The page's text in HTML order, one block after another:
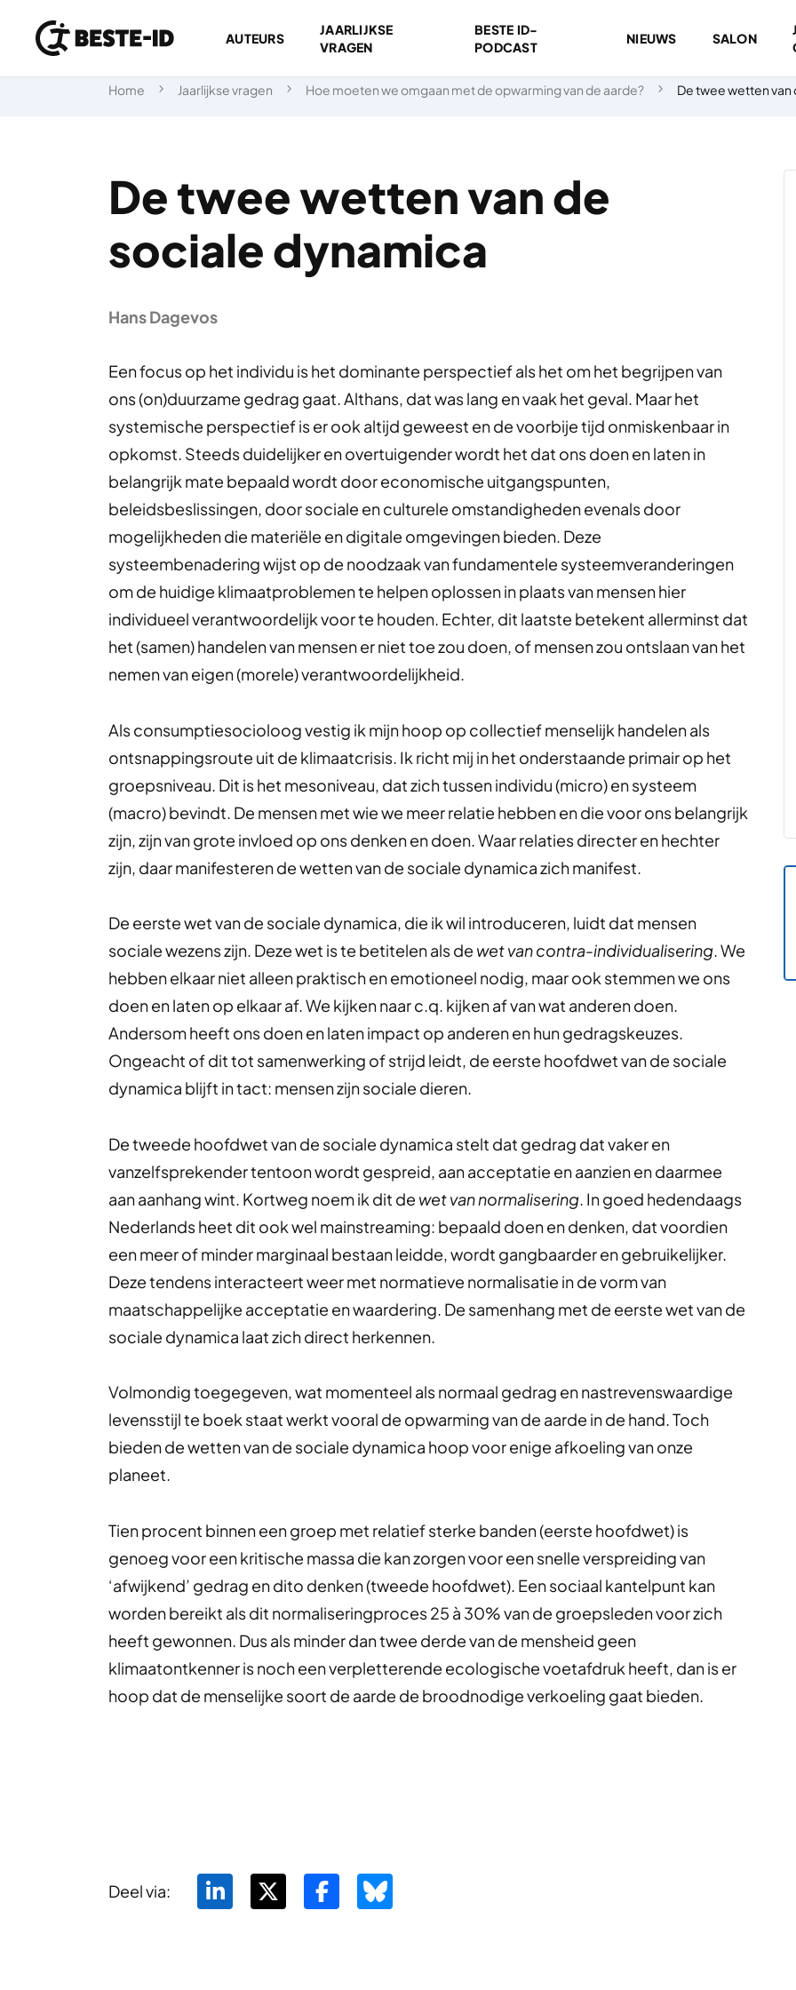
Ga naar inhoud
AUTEURS
JAARLIJKSE
VRAGEN
BESTE ID-
PODCAST
NIEUWS SALON
Home Jaarlijkse vragen Hoe moeten we omgaan met de opwarming van de aarde? De twee wetten
De twee wetten van de
sociale dynamica
Hans Dagevos
Een focus op het individu is het dominante perspectief als het om het begrijpen van
ons (on)duurzame gedrag gaat. Althans, dat was lang en vaak het geval. Maar het
systemische perspectief is er ook altijd geweest en de voorbije tijd onmiskenbaar in
opkomst. Steeds duidelijker en overtuigender wordt het dat ons doen en laten in
belangrijk mate bepaald wordt door economische uitgangspunten,
beleidsbeslissingen, door sociale en culturele omstandigheden evenals door
mogelijkheden die materiële en digitale omgevingen bieden. Deze
systeembenadering wijst op de noodzaak van fundamentele systeemveranderingen
om de huidige klimaatproblemen te helpen oplossen in plaats van mensen hier
individueel verantwoordelijk voor te houden. Echter, dit laatste betekent allerminst dat
het (samen) handelen van mensen er niet toe zou doen, of mensen zou ontslaan van het
nemen van eigen (morele) verantwoordelijkheid.
Als consumptiesocioloog vestig ik mijn hoop op collectief menselijk handelen als
ontsnappingsroute uit de klimaatcrisis. Ik richt mij in het onderstaande primair op het
groepsniveau. Dit is het mesoniveau, dat zich tussen individu (micro) en systeem
(macro) bevindt. De mensen met wie we meer relatie hebben en die voor ons belangrijk
zijn, zijn van grote invloed op ons denken en doen. Waar relaties directer en hechter
zijn, daar manifesteren de wetten van de sociale dynamica zich manifest.
De eerste wet van de sociale dynamica, die ik wil introduceren, luidt dat mensen
sociale wezens zijn. Deze wet is te betitelen als de wet van contra-individualisering. We
hebben elkaar niet alleen praktisch en emotioneel nodig, maar ook stemmen we ons
doen en laten op elkaar af. We kijken naar c.q. kijken af van wat anderen doen.
Andersom heeft ons doen en laten impact op anderen en hun gedragskeuzes.
Ongeacht of dit tot samenwerking of strijd leidt, de eerste hoofdwet van de sociale
dynamica blijft in tact: mensen zijn sociale dieren.
De tweede hoofdwet van de sociale dynamica stelt dat gedrag dat vaker en
vanzelfsprekender tentoon wordt gespreid, aan acceptatie en aanzien en daarmee
aan aanhang wint. Kortweg noem ik dit de wet van normalisering . In goed hedendaags
Nederlands heet dit ook wel mainstreaming: bepaald doen en denken, dat voordien
een meer of minder marginaal bestaan leidde, wordt gangbaarder en gebruikelijker.
Deze tendens interacteert weer met normatieve normalisatie in de vorm van
maatschappelijke acceptatie en waardering. De samenhang met de eerste wet van de
sociale dynamica laat zich direct herkennen.
Volmondig toegegeven, wat momenteel als normaal gedrag en nastrevenswaardige
levensstijl te boek staat werkt vooral de opwarming van de aarde in de hand. Toch
bieden de wetten van de sociale dynamica hoop voor enige afkoeling van onze
planeet.
Tien procent binnen een groep met relatief sterke banden (eerste hoofdwet) is
genoeg voor een kritische massa die kan zorgen voor een snelle verspreiding van
‘afwijkend’ gedrag en dito denken (tweede hoofdwet). Een sociaal kantelpunt kan
worden bereikt als dit normaliseringproces 25 à 30% van de groepsleden voor zich
heeft gewonnen. Dus als minder dan twee derde van de mensheid geen
klimaatontkenner is noch een verpletterende ecologische voetafdruk heeft, dan is er
hoop dat de menselijke soort de aarde de broodnodige verkoeling gaat bieden.
Deel via: